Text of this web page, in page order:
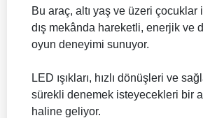
Bu araç, altı yaş ve üzeri çocuklar
dış mekânda hareketli, enerjik ve
oyun deneyimi sunuyor.
LED ışıkları, hızlı dönüşleri ve
sürekli denemek isteyecekleri bir
haline geliyor.